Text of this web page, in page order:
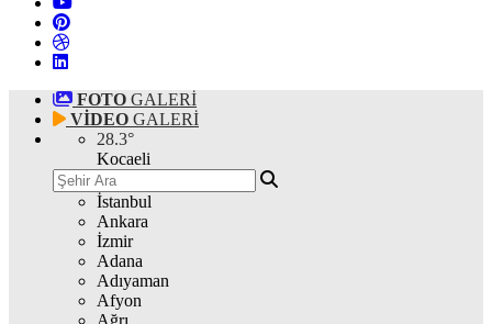
FOTO GALERİ
VİDEO GALERİ
28.3°
Kocaeli
İstanbul
Ankara
İzmir
Adana
Adıyaman
Afyon
Ağrı